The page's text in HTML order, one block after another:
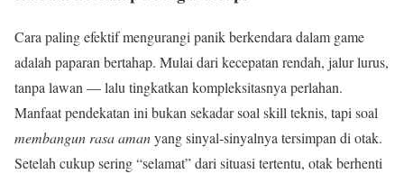
Cara paling efektif mengurangi panik berkendara dalam game
adalah paparan bertahap. Mulai dari kecepatan rendah, jalur lurus,
tanpa lawan — lalu tingkatkan kompleksitasnya perlahan.
Manfaat pendekatan ini bukan sekadar soal skill teknis, tapi soal
membangun rasa amanyang sinyal-sinyalnya tersimpan di otak.
Setelah cukup sering “selamat” dari situasi tertentu, otak berhenti